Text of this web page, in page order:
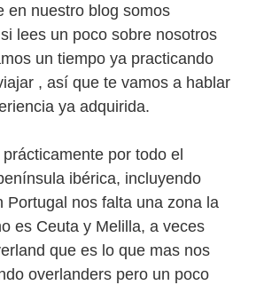
en nuestro blog somos
lees un poco sobre nosotros
un tiempo ya practicando
, así que te vamos a hablar
ya adquirida.
por todo el
ibérica, incluyendo
Portugal nos falta una zona la
es Ceuta y Melilla, a veces
que es lo que mas nos
overlanders pero un poco